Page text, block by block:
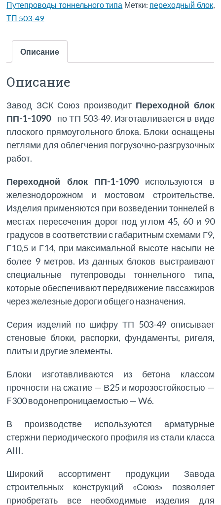
Путепроводы тоннельного типа Метки: переходный блок,
ТП 503-49
Описание
Описание
Завод ЗСК Союз производит Переходной блок
ПП-1-1090по ТП 503-49. Изготавливается в виде
плоского прямоугольного блока. Блоки оснащены
петлями для облегчения погрузочно-разгрузочных
работ.
Переходной блок ПП-1-1090 используются в
железнодорожном и мостовом строительстве.
Изделия применяются при возведении тоннелей в
местах пересечения дорог под углом 45, 60 и 90
градусов в соответствии с габаритным схемами Г9,
Г10,5 и Г14, при максимальной высоте насыпи не
более 9 метров. Из данных блоков выстраивают
специальные путепроводы тоннельного типа,
которые обеспечивают передвижение пассажиров
через железные дороги общего назначения.
Серия изделий по шифру ТП 503-49 описывает
стеновые блоки, распорки, фундаменты, ригеля,
плиты и другие элементы.
Блоки изготавливаются из бетона классом
прочности на сжатие — В25 и морозостойкостью —
F300 водонепроницаемостью — W6.
В производстве используются арматурные
стержни периодического профиля из стали класса
АIII.
Широкий ассортимент продукции Завода
строительных конструкций «Союз» позволяет
приобретать все необходимые изделия для